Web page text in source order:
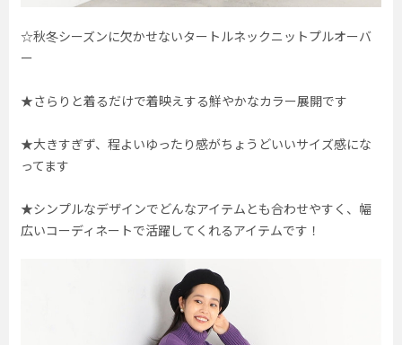
☆秋冬シーズンに欠かせないタートルネックニットプルオーバ
ー
★さらりと着るだけで着映えする鮮やかなカラー展開です
★大きすぎず、程よいゆったり感がちょうどいいサイズ感にな
ってます
★シンプルなデザインでどんなアイテムとも合わせやすく、幅
広いコーディネートで活躍してくれるアイテムです！